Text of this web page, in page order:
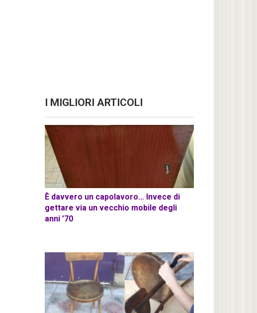
I MIGLIORI ARTICOLI
È davvero un capolavoro… Invece di
gettare via un vecchio mobile degli
anni ’70